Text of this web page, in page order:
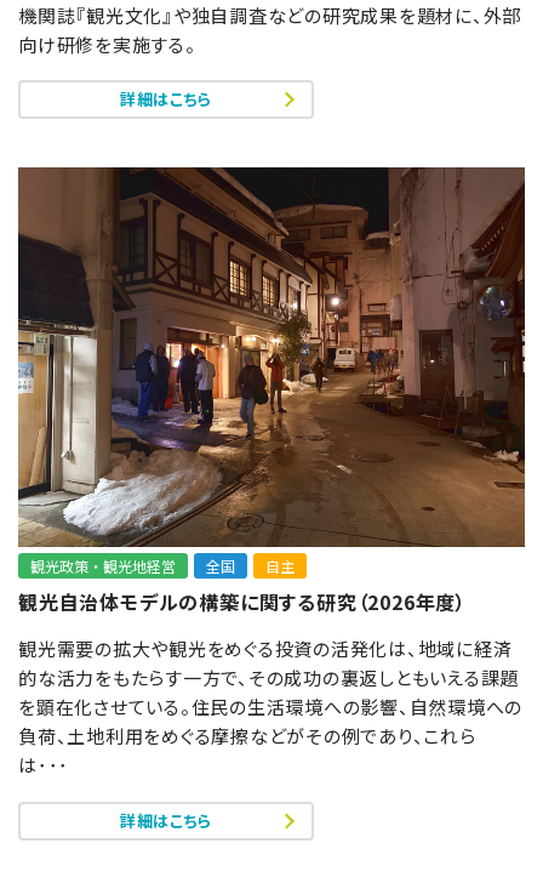
機関誌『観光文化』や独自調査などの研究成果を題材に、外部
向け研修を実施する。
詳細はこちら
観光政策・観光地経営 全国 自主
観光自治体モデルの構築に関する研究（2026年度）
観光需要の拡大や観光をめぐる投資の活発化は、地域に経済
的な活力をもたらす一方で、その成功の裏返しともいえる課題
を顕在化させている。住民の生活環境への影響、自然環境への
負荷、土地利用をめぐる摩擦などがその例であり、これら
は･･･
詳細はこちら